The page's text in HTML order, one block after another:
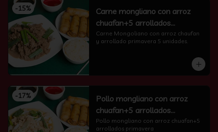
-15%
Carne mongliano con arroz
chuafan+5 arrollados
primavera
Carne Mongoliano con arroz chaufan
y arrollado primavera 5 unidades.
-17%
Pollo mongliano con arroz
chuafan+5 arrollados
primavera
Pollo mongliano con arroz chuafan+5
arrollados primavera